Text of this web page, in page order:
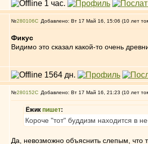
№280106 Добавлено: Вт 17 Май 16, 15:06 (10 лет
Фикус
Видимо это сказал какой-то очень
№280152 Добавлено: Вт 17 Май 16, 21:23 (10 лет
Ёжик пишет:
Короче "тот" буддизм находится в
Да, невозможно объяснить слепым, что